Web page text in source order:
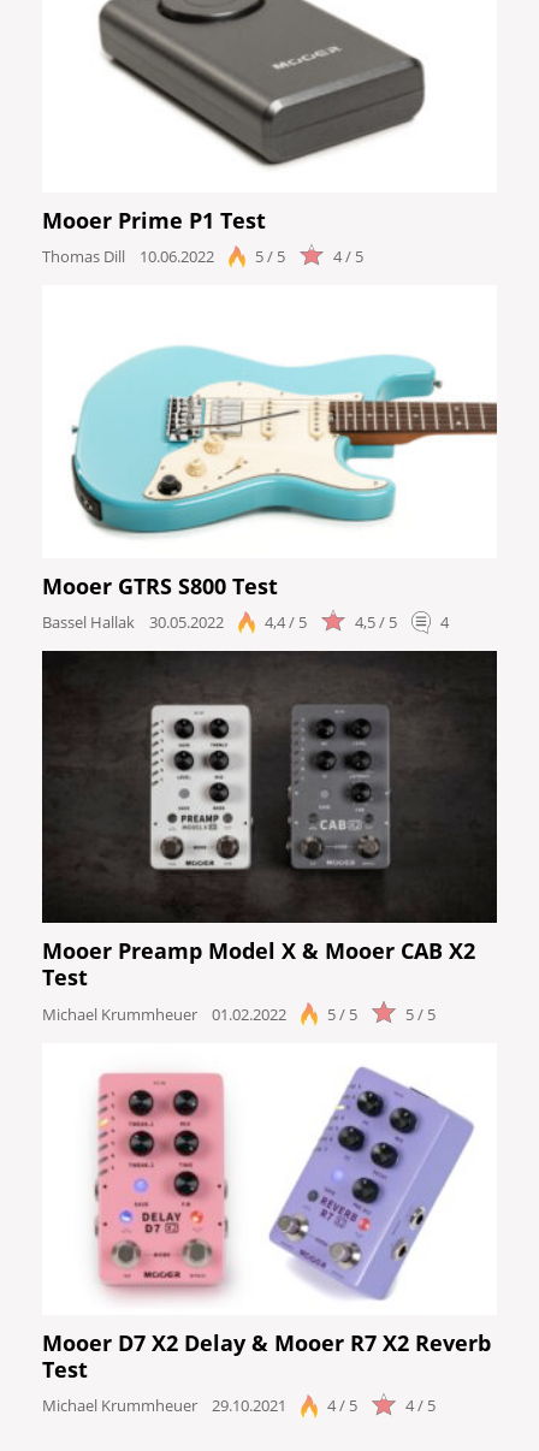
Mooer Prime P1 Test
Thomas Dill 10.06.2022 5 / 5 4 / 5
Mooer GTRS S800 Test
Bassel Hallak 30.05.2022 4,4 / 5 4,5 / 5 4
Mooer Preamp Model X & Mooer CAB X2
Test
Michael Krummheuer 01.02.2022 5 / 5 5 / 5
Mooer D7 X2 Delay & Mooer R7 X2 Reverb
Test
Michael Krummheuer 29.10.2021 4 / 5 4 / 5